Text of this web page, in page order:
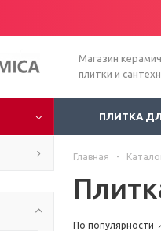
Магазин
плитки и
ПЛИТКА
Главная -
По популярности